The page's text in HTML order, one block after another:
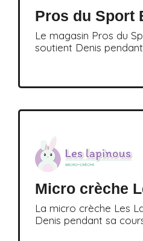
Pros du Sport
Le magasin Pros du
soutient Denis
Micro crèche
La micro crèche Les
Denis pendant sa